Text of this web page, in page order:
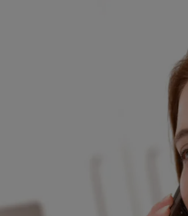
SOS im Spangennotfall